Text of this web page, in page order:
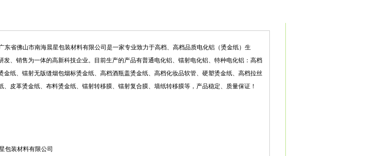
东省佛山市南海晨星包装材料有限公司是一家专业致力于高档、高档品质电化铝（烫金纸）生
发、销售为一体的高新科技企业。目前生产的产品有普通电化铝、镭射电化铝、特种电化铝：高档
金纸、镭射无版缝烟包烟标烫金纸、高档酒瓶盖烫金纸、高档化妆品软管、硬塑烫金纸、高档拉丝
、皮革烫金纸、布料烫金纸、镭射转移膜、镭射复合膜、墙纸转移膜等，产品稳定、质量保证！
包装材料有限公司